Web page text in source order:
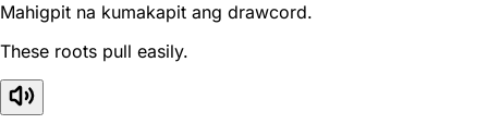
Mahigpit na kumakapit ang drawcord.
These roots pull easily.